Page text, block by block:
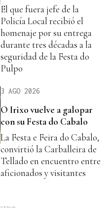
El que fuera jefe de la
Policía Local recibió el
homenaje por su entrega
durante tres décadas a la
seguridad de la Festa do
Pulpo
3 AGO 2026
O Irixo vuelve a galopar
con su Festa do Cabalo
La Festa e Feira do Cabalo,
convirtió la Carballeira de
Tellado en encuentro entre
aficionados y visitantes